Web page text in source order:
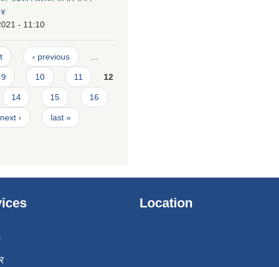
- 11:10
‹ previous
9 10 11 12
14 15 16
next › last »
Location